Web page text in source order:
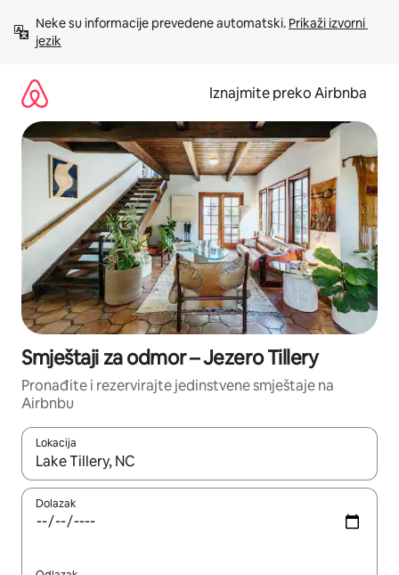
sadržaj
Neke su informacije prevedene automatski. Prikaži izvorni
jezik
Iznajmite preko Airbnba
Smještaji za odmor – Jezero Tillery
Pronađite i rezervirajte jedinstvene smještaje na
Airbnbu
Lokacija
Kada budu dostupni rezultati, moći ćete ih pregledati
Dolazak